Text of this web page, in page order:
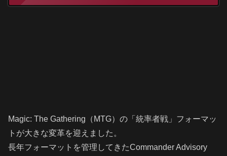
Magic: The Gathering（MTG）の「統率者戦」フォーマッ
トが大きな変革を迎えました。
長年フォーマットを管理してきたCommander Advisory